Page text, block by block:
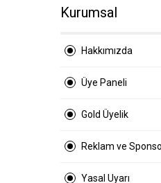
Kurumsal
Hakkımızda
Üye Paneli
Gold Üyelik
Reklam ve
Yasal Uyarı